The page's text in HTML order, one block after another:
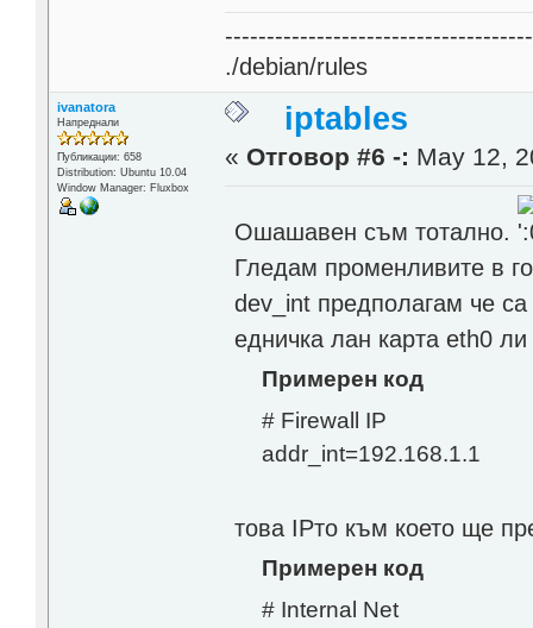
./debian/rules
ivanatora
Напреднали
Публикации: 658
Distribution: Ubuntu 10.04
Window Manager: Fluxbox
iptables
« Отговор #6 -: May 12,
Ошашавен съм тотално.
Гледам променливите в
dev_int предполагам че
едничка лан карта eth0
Примерен код
# Firewall IP
addr_int=192.168.1.1
това IPто към което ще
Примерен код
# Internal Net